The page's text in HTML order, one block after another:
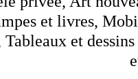
et livres,
et